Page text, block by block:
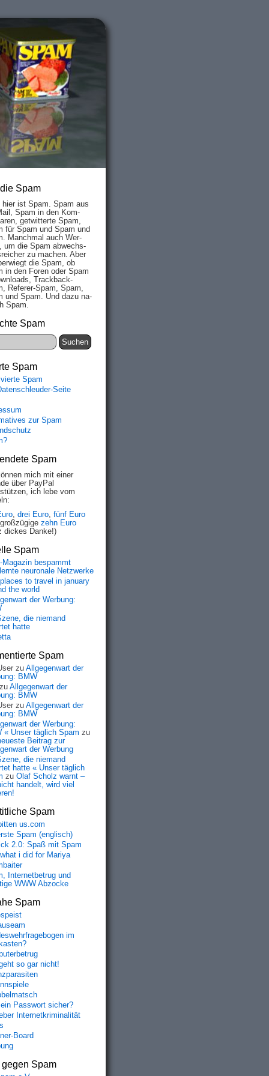
Spam
hier ist Spam. Spam aus
Spam in den Kom­
ge­twit­ter­te Spam,
für Spam und Spam und
Manch­mal auch Wer­
um die Spam ab­wechs­
zu mach­en. Aber
die Spam, ob
in den Fo­ren oder Spam
Track­back-
Re­fe­rer-Spam, Spam,
und Spam. Und da­zu na­
Spam.
Spam
Spam
Spam
Seite
zur Spam
Spam
mich mit einer
über PayPal
ich lebe vom
, drei Euro, fünf Euro
zehn Euro
dickes Danke!)
Spam
Magazin bespammt
neuronale Netzwerke
to travel in january
the world
der Werbung:
die niemand
hatte
Spam
zu Allgegenwart der
BMW
zu Allgegenwart der
BMW
zu Allgegenwart der
BMW
der Werbung:
« Unser täglich Spam zu
Beitrag zur
der Werbung
die niemand
hatte « Unser täglich
zu Olaf Scholz warnt –
handelt, wird viel
Spam
us.com
Spam (englisch)
2.0: Spaß mit Spam
what i did for Mariya
Internetbetrug und
WWW Abzocke
Spam
im
so gar nicht!
Passwort sicher?
Internetkriminalität
Board
gegen Spam